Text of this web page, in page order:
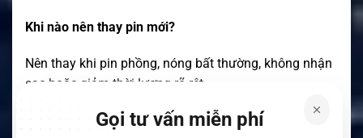
Khi nào nên thay pin mới?
Nên thay khi pin phồng, nóng bất thường, không nhận
sạc hoặc giảm thời lượng rõ rệt.
Gọi tư vấn miễn phí